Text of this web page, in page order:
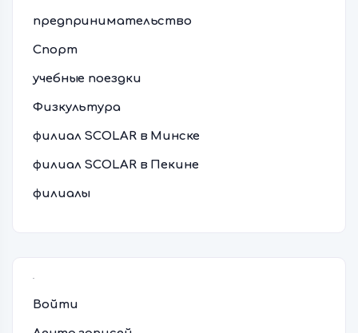
предпринимательство
Спорт
учебные поездки
Физкультура
филиал SCOLAR в Минске
филиал SCOLAR в Пекине
филиалы
Войти